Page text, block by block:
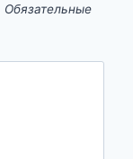
Обязательные